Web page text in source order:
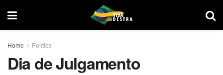
Home Política
Dia de Julgamento